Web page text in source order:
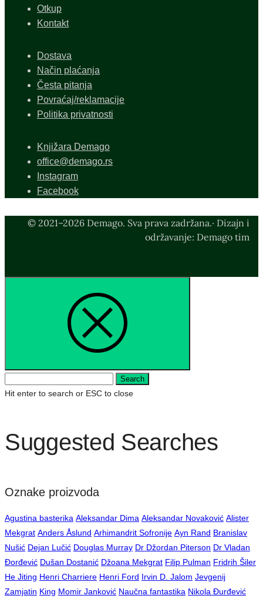
Otkup
Kontakt
Dostava
Način plaćanja
Česta pitanja
Povraćaj/reklamacije
Politika privatnosti
Knjižara Demago
office@demago.rs
Instagram
Facebook
© 2021–2026 Demago. Sva prava zadržana.· Dizajn i
održavanje: Demago tim
Search
Hit enter to search or ESC to close
Suggested Searches
Oznake proizvoda
Agustina basterika Aleksandar Dima Aleksandar Novaković Alister
Mekgrat Anders Åslund Arhimandrit Sofronije Ayn Rand Branislav
Nušić Dejan Lučić Douglas Murray Dr Džordan Piterson Dr Vladan
Đorđević Dušan Dostanić Džoana Mekgrat Filip Pulman Fridrih Šiler
He Jiting Henri Charriere Henri Ford Irvin D. Jalom Jevgenij
Zamjatin King Momir Janković Naučna fantastika Nikola Đurđević